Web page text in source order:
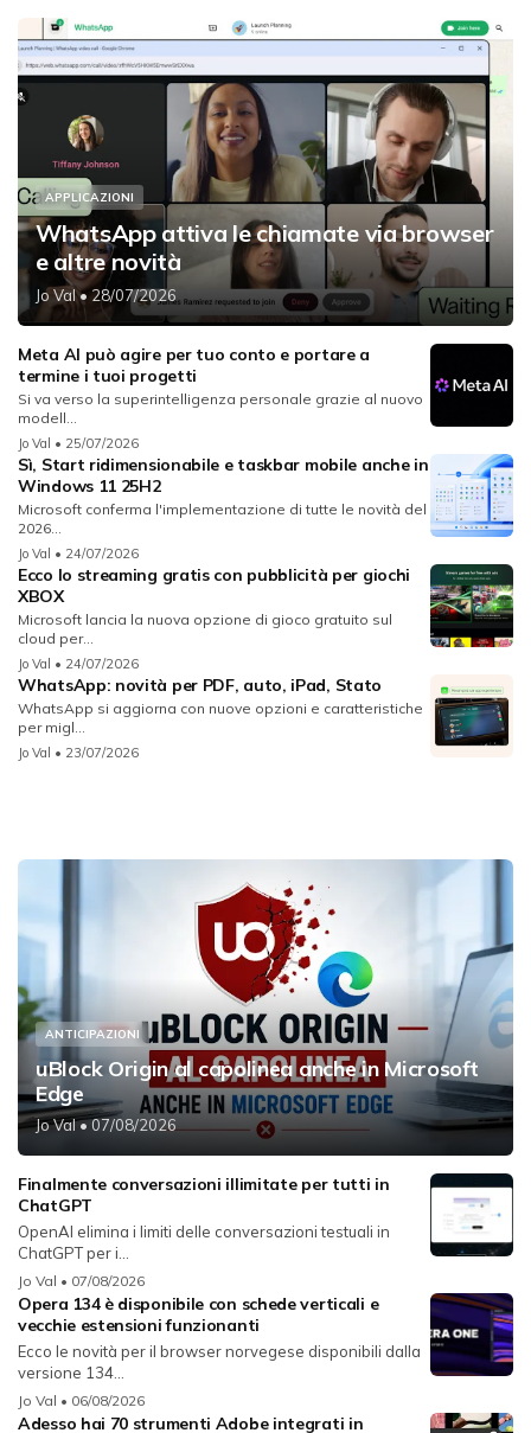
APPLICAZIONI
WhatsApp attiva le chiamate via browser
e altre novità
Jo Val• 28/07/2026
Meta AI può agire per tuo conto e portare a
termine i tuoi progetti
Si va verso la superintelligenza personale grazie al nuovo
modell...
Jo Val • 25/07/2026
Sì, Start ridimensionabile e taskbar mobile anche in
Windows 11 25H2
Microsoft conferma l'implementazione di tutte le novità del
2026...
Jo Val • 24/07/2026
Ecco lo streaming gratis con pubblicità per giochi
XBOX
Microsoft lancia la nuova opzione di gioco gratuito sul
cloud per...
Jo Val • 24/07/2026
WhatsApp: novità per PDF, auto, iPad, Stato
WhatsApp si aggiorna con nuove opzioni e caratteristiche
per migl...
Jo Val • 23/07/2026
ANTICIPAZIONI
uBlock Origin al capolinea anche in Microsoft
Edge
Jo Val• 07/08/2026
Finalmente conversazioni illimitate per tutti in
ChatGPT
OpenAI elimina i limiti delle conversazioni testuali in
ChatGPT per i...
Jo Val • 07/08/2026
Opera 134 è disponibile con schede verticali e
vecchie estensioni funzionanti
Ecco le novità per il browser norvegese disponibili dalla
versione 134...
Jo Val • 06/08/2026
Adesso hai 70 strumenti Adobe integrati in